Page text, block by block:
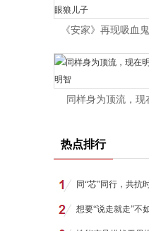
《安家》再现吸血
同样身为顶流，
热点排行
同“芯”同行，共抗
想要“说走就走”不